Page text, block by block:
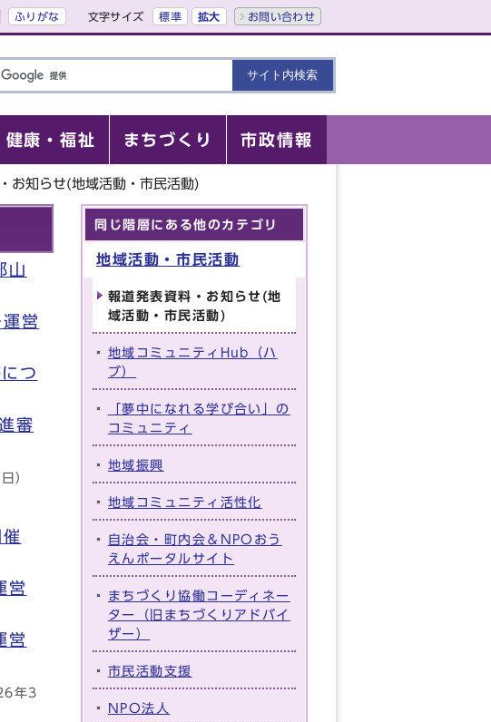
ふりがな 文字サイズ 標準 拡大 お問い合わせ
健康・福祉 まちづくり 市政情報
お知らせ(地域活動・市民活動)
山
営
つ
審
）
営
営
年3
同じ階層にある他のカテゴリ
地域活動・市民活動
報道発表資料・お知らせ(地
域活動・市民活動)
地域コミュニティHub（ハ
ブ）
「夢中になれる学び合い」の
コミュニティ
地域振興
地域コミュニティ活性化
自治会・町内会＆NPOおう
えんポータルサイト
まちづくり協働コーディネー
ター（旧まちづくりアドバイ
ザー）
市民活動支援
NPO法人